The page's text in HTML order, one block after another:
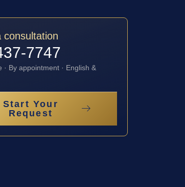
consultation
7747
· By appointment · English &
Start Your
Request